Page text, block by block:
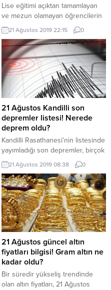
Lise eğitimi açıktan tamamlayan
ve mezun olamayan öğrencilerin
katılacağı Açık Öğretim Lisesi
(AÖL) 2018-2019 dönemi ek sınav
başvuruları 29 Temmuz-1 Ağustos
tarihleri arasında tamamlandı.
Başvuru işlemlerini
gerçekleştiren öğrencilerin gözü
şimdi de sınav yerleri ve sınav
takvimine çevrildi. Peki, AÖL ek
sınav yerleri açıklandı mı? Açık
Öğretim Lisesi ek sınavları ne...
21 Ağustos 2019 22:15 0
21 Ağustos Kandilli son
depremler listesi! Nerede
deprem oldu?
Kandilli Rasathanesi'nin listesinde
yayımladığı son depremler, birçok
vatandaşın merakla araştırdığı
konu olmaya başladı. Peki, 21
Ağustos Çarşamba günü Türkiye
genelinde son depremler
nerelerde gerçekleşti? İşte,
koordinat bilgileri ile birlikte
deprem büyüklüklerine dair bazı
detaylar
21 Ağustos 2019 08:38 0
21 Ağustos güncel altın
fiyatları bilgisi! Gram altın ne
kadar oldu?
Bir süredir yükseliş trendinde
olan altın fiyatları, 21 Ağustos